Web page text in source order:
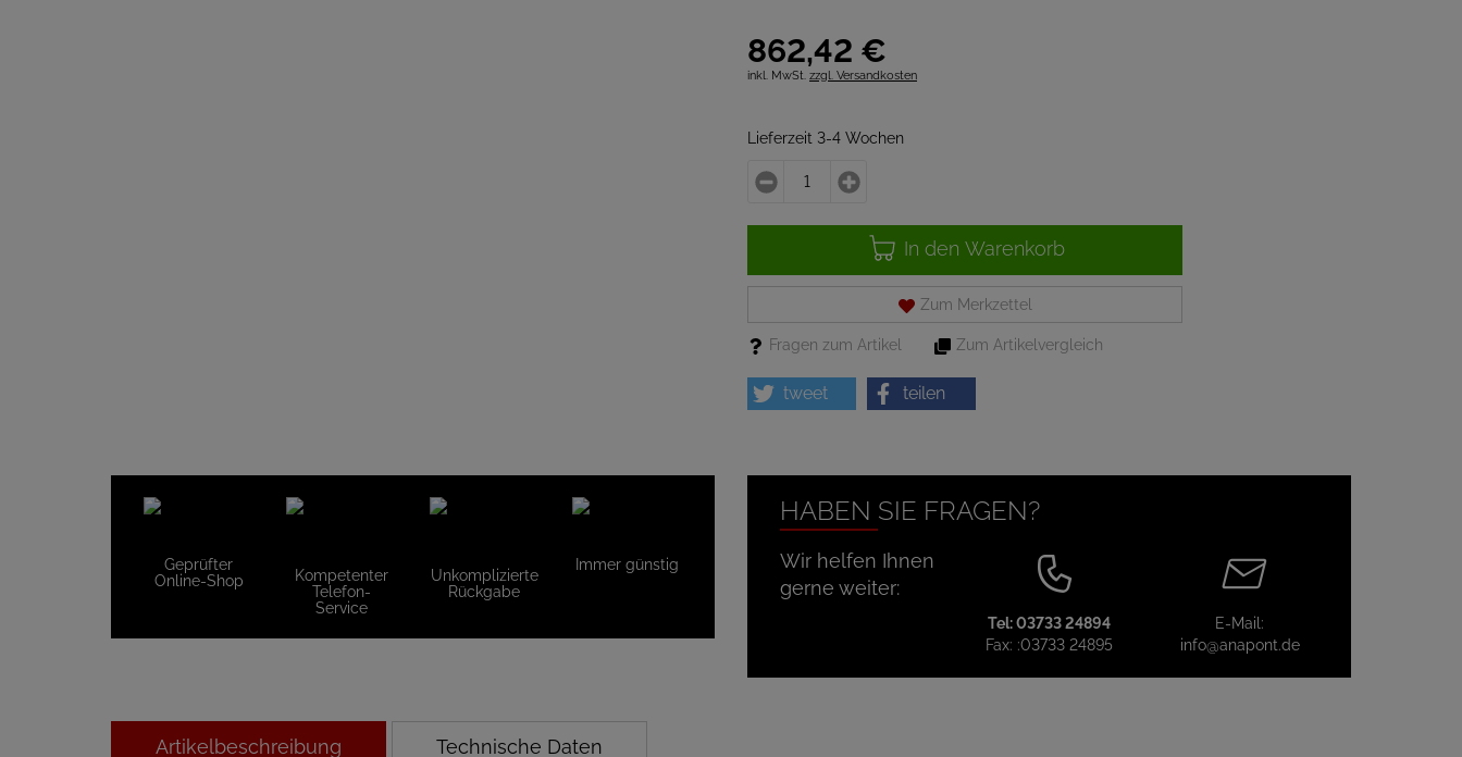
862,42 €
inkl. MwSt. zzgl. Versandkosten
Lieferzeit 3-4 Wochen
In den Warenkorb
Zum Merkzettel
Fragen zum Artikel Zum Artikelvergleich
tweet teilen
Geprüfter
Online-Shop
Kompetenter
Telefon-
Service
Unkomplizierte
Rückgabe
Immer günstig
HABEN SIE FRAGEN?
Wir helfen Ihnen
gerne weiter:
Tel:03733 24894
Fax: :03733 24895
E-Mail:
info@anapont.de
Artikelbeschreibung Technische Daten